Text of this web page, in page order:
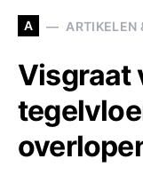
A ARTIKELEN
Visgraat